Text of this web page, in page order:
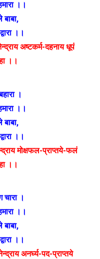
।।
बाबा,
।।
अष्टकर्म-दहनाय धूपं
।।
।
।।
बाबा,
।।
मोक्षफल-प्राप्तये-फलं
।।
चारा ।
।।
बाबा,
।।
अनर्घ्य-पद-प्राप्तये